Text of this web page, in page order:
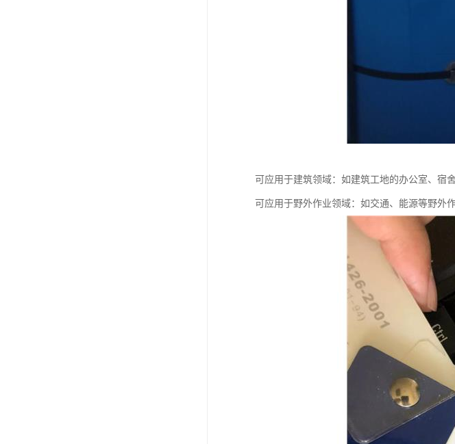
可应用于建筑领域：如建筑工地的办公室、宿
可应用于野外作业领域：如交通、能源等野外作